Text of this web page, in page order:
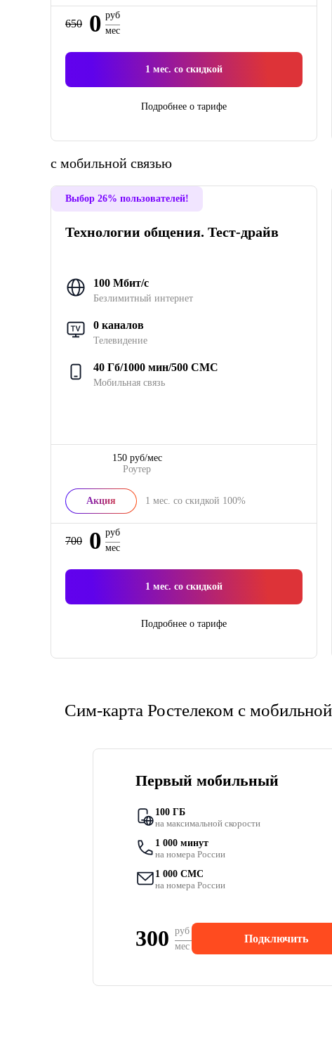
650 0 руб
мес
1 мес. со скидкой
Подробнее о тарифе
с мобильной связью
Выбор 26% пользователей!
Технологии общения. Тест-драйв
100 Мбит/с
Безлимитный интернет
0 каналов
Телевидение
40 Гб/1000 мин/500 СМС
Мобильная связь
Роутер
150 руб/мес
Акция 1 мес. со скидкой 100%
700 0 руб
мес
1 мес. со скидкой
Подробнее о тарифе
Сим-карта Ростелеком с
Первый мобильный
100 ГБ
на максимальной скорости
1 000 минут
на номера России
1 000 СМС
на номера России
300 руб
мес
Подключить